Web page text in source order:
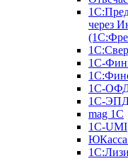
через
1С-
1С-
1С-
mag 1C
1C-UMI